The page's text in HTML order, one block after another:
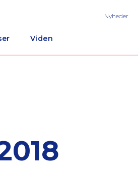
Viden
Nyheder